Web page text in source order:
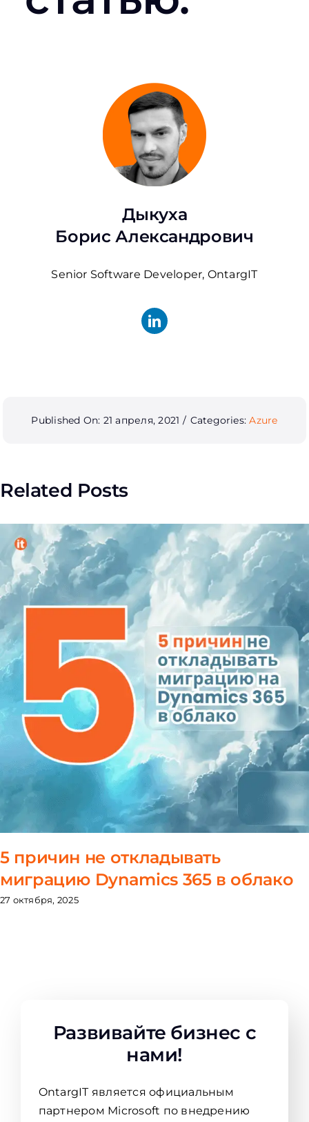
Дыкуха
Борис Александрович
Senior Software Developer, OntargIT
Published On: 21 апреля, 2021 / Categories:Azure
Related Posts
5 причин не откладывать
миграцию Dynamics 365 в облако
27 октября, 2025
Развивайте бизнес с
нами!
OntargIT является официальным
партнером Microsoft по внедрению